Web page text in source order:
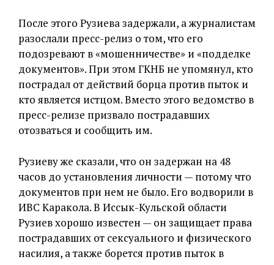
После этого Рузиева задержали, а журналистам
разослали пресс-релиз о том, что его
подозревают в «мошенничестве» и «подделке
документов». При этом ГКНБ не упомянул, кто
пострадал от действий борца против пыток и
кто является истцом. Вместо этого ведомство в
пресс-релизе призвало пострадавших
отозваться и сообщить им.
Рузиеву же сказали, что он задержан на 48
часов до установления личности — потому что
документов при нем не было. Его водворили в
ИВС Каракола. В Иссык-Кульской области
Рузиев хорошо известен — он защищает права
пострадавших от сексуального и физического
насилия, а также борется против пыток в